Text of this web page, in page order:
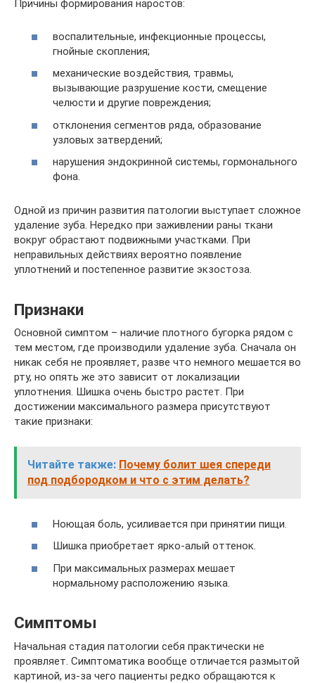
Причины формирования наростов:
воспалительные, инфекционные процессы,
гнойные скопления;
механические воздействия, травмы,
вызывающие разрушение кости, смещение
челюсти и другие повреждения;
отклонения сегментов ряда, образование
узловых затвердений;
нарушения эндокринной системы, гормонального
фона.
Одной из причин развития патологии выступает сложное
удаление зуба. Нередко при заживлении раны ткани
вокруг обрастают подвижными участками. При
неправильных действиях вероятно появление
уплотнений и постепенное развитие экзостоза.
Признаки
Основной симптом – наличие плотного бугорка рядом с
тем местом, где производили удаление зуба. Сначала он
никак себя не проявляет, разве что немного мешается во
рту, но опять же это зависит от локализации
уплотнения. Шишка очень быстро растет. При
достижении максимального размера присутствуют
такие признаки:
Читайте также: Почему болит шея спереди
под подбородком и что с этим делать?
Ноющая боль, усиливается при принятии пищи.
Шишка приобретает ярко-алый оттенок.
При максимальных размерах мешает
нормальному расположению языка.
Симптомы
Начальная стадия патологии себя практически не
проявляет. Симптоматика вообще отличается размытой
картиной, из-за чего пациенты редко обращаются к